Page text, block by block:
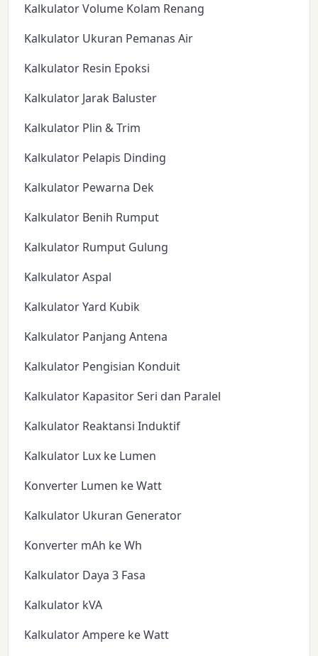
Kalkulator Volume Kolam Renang
Kalkulator Ukuran Pemanas Air
Kalkulator Resin Epoksi
Kalkulator Jarak Baluster
Kalkulator Plin & Trim
Kalkulator Pelapis Dinding
Kalkulator Pewarna Dek
Kalkulator Benih Rumput
Kalkulator Rumput Gulung
Kalkulator Aspal
Kalkulator Yard Kubik
Kalkulator Panjang Antena
Kalkulator Pengisian Konduit
Kalkulator Kapasitor Seri dan Paralel
Kalkulator Reaktansi Induktif
Kalkulator Lux ke Lumen
Konverter Lumen ke Watt
Kalkulator Ukuran Generator
Konverter mAh ke Wh
Kalkulator Daya 3 Fasa
Kalkulator kVA
Kalkulator Ampere ke Watt